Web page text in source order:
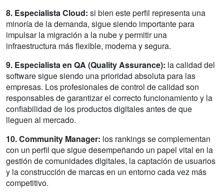
8. Especialista Cloud: si bien este perfil representa una
minoría de la demanda, sigue siendo importante para
impulsar la migración a la nube y permitir una
infraestructura más flexible, moderna y segura.
9. Especialista en QA (Quality Assurance): la calidad del
software sigue siendo una prioridad absoluta para las
empresas. Los profesionales de control de calidad son
responsables de garantizar el correcto funcionamiento y la
confiabilidad de los productos digitales antes de que
lleguen al mercado.
10. Community Manager: los rankings se complementan
con un perfil que sigue desempeñando un papel vital en la
gestión de comunidades digitales, la captación de usuarios
y la construcción de marcas en un entorno cada vez más
competitivo.